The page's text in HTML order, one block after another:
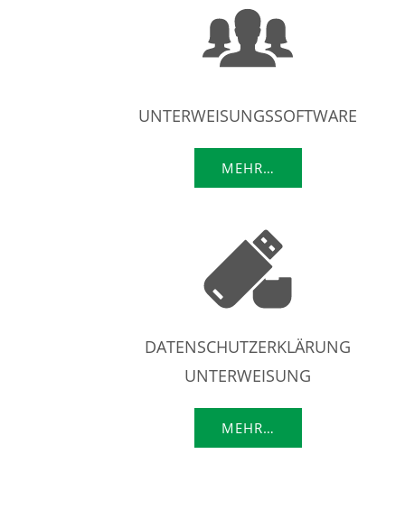
UNTERWEISUNGSSOFTWARE
MEHR…
DATENSCHUTZERKLÄRUNG
UNTERWEISUNG
MEHR…